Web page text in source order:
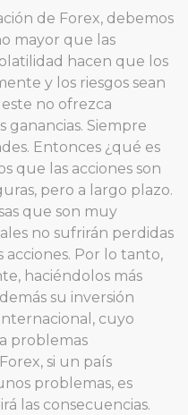
de Forex, debemos
mayor que las
hacen que los
y los riesgos sean
no ofrezca
ganancias. Siempre
Entonces ¿qué es
que las acciones son
pero a largo plazo.
que son muy
no sufrirán perdidas
Por lo tanto,
haciéndolos más
su inversión
cuyo
problemas
si un país
problemas, es
las consecuencias.